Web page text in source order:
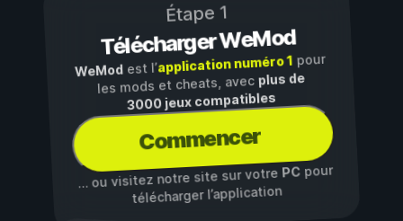
Étape 1
Télécharger WeMod
WeModest l’application numéro 1pour
les mods et cheats, avec plus de
3000 jeux compatibles
Commencer
… ou visitez notre site sur votre PCpour
télécharger l’application